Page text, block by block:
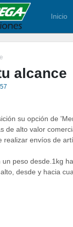
Inicio
alcance
su opción de
de alto valor
envíos de
peso desde.1kg
desde y hacia